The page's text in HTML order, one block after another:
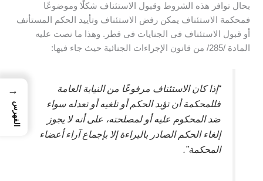
بحال توافر هذه الشروط وقبول الاستئناف شكلًا وموضوعًا
فمحكمة الاستئناف يمكن رفض الاستئناف وتأييد الحكم المستأنف
أو قبول الاستئناف فى الجنايات فى قطر. وهذا ما نصت عليه
المادة /285/ من قانون الإجراءات الجنائية حيث جاء فيها:
“إذا كان الاستئناف مرفوعًا من النيابة العامة
فللمحكمة أن تؤيد الحكم أو تلغيه أو تعدله سواء
ضد المحكوم عليه أو لمصلحته، على أنه لا يجوز
إلغاء الحكم الصادر بالبراءة إلا بإجماع آراء أعضاء
المحكمة”.
→
الفهرس